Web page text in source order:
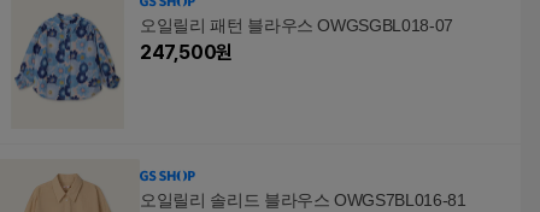
오일릴리 패턴 블라우스 OWGSGBL018-07
247,500원
오일릴리 솔리드 블라우스 OWGS7BL016-81